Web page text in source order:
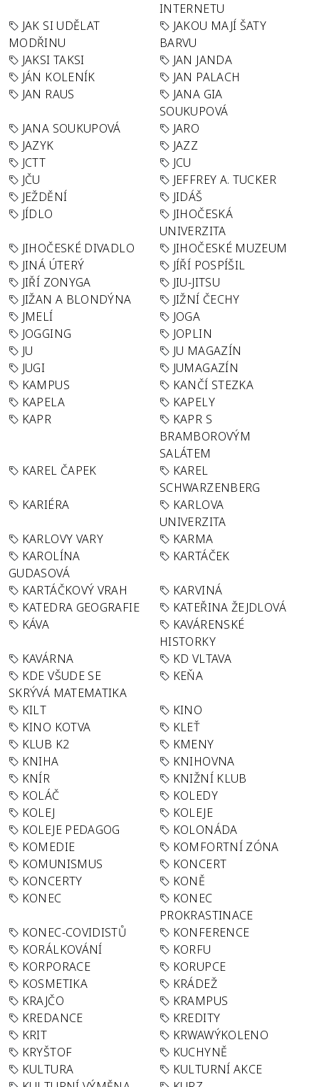
INTERNETU
JAK SI UDĚLAT
MODŘINU
JAKOU MAJÍ ŠATY
BARVU
JAKSI TAKSI
JAN JANDA
JÁN KOLENÍK
JAN PALACH
JAN RAUS
JANA GIA
SOUKUPOVÁ
JANA SOUKUPOVÁ
JARO
JAZYK
JAZZ
JCTT
JCU
JČU
JEFFREY A. TUCKER
JEŽDĚNÍ
JIDÁŠ
JÍDLO
JIHOČESKÁ
UNIVERZITA
JIHOČESKÉ DIVADLO
JIHOČESKÉ MUZEUM
JINÁ ÚTERÝ
JÍŘÍ POSPÍŠIL
JIŘÍ ZONYGA
JIU-JITSU
JIŽAN A BLONDÝNA
JIŽNÍ ČECHY
JMELÍ
JOGA
JOGGING
JOPLIN
JU
JU MAGAZÍN
JUGI
JUMAGAZÍN
KAMPUS
KANČÍ STEZKA
KAPELA
KAPELY
KAPR
KAPR S
BRAMBOROVÝM
SALÁTEM
KAREL ČAPEK
KAREL
SCHWARZENBERG
KARIÉRA
KARLOVA
UNIVERZITA
KARLOVY VARY
KARMA
KAROLÍNA
GUDASOVÁ
KARTÁČEK
KARTÁČKOVÝ VRAH
KARVINÁ
KATEDRA GEOGRAFIE
KATEŘINA ŽEJDLOVÁ
KÁVA
KAVÁRENSKÉ
HISTORKY
KAVÁRNA
KD VLTAVA
KDE VŠUDE SE
SKRÝVÁ MATEMATIKA
KEŇA
KILT
KINO
KINO KOTVA
KLEŤ
KLUB K2
KMENY
KNIHA
KNIHOVNA
KNÍR
KNIŽNÍ KLUB
KOLÁČ
KOLEDY
KOLEJ
KOLEJE
KOLEJE PEDAGOG
KOLONÁDA
KOMEDIE
KOMFORTNÍ ZÓNA
KOMUNISMUS
KONCERT
KONCERTY
KONĚ
KONEC
KONEC
PROKRASTINACE
KONEC-COVIDISTŮ
KONFERENCE
KORÁLKOVÁNÍ
KORFU
KORPORACE
KORUPCE
KOSMETIKA
KRÁDEŽ
KRAJČO
KRAMPUS
KREDANCE
KREDITY
KRIT
KRWAWÝKOLENO
KRYŠTOF
KUCHYNĚ
KULTURA
KULTURNÍ AKCE